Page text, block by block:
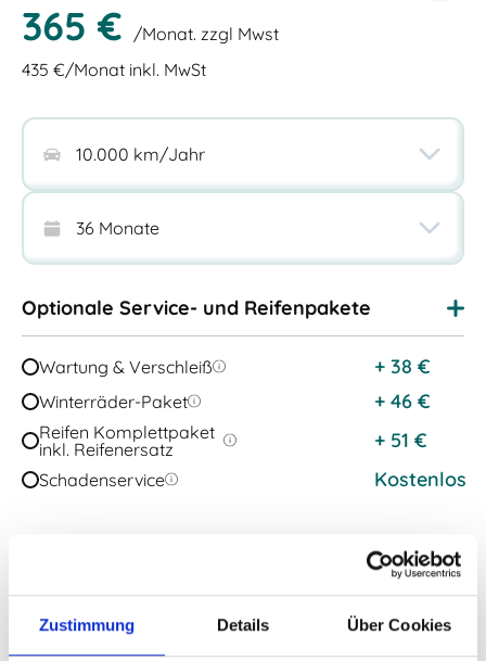
Zustimmung Details Über Cookies
365 € /Monat. zzgl Mwst
435 €/Monat inkl. MwSt
Optionale Service- und Reifenpakete
Wartung & Verschleiß + 38 €
Winterräder-Paket + 46 €
Reifen Komplettpaket
inkl. Reifenersatz
+ 51 €
Schadenservice Kostenlos